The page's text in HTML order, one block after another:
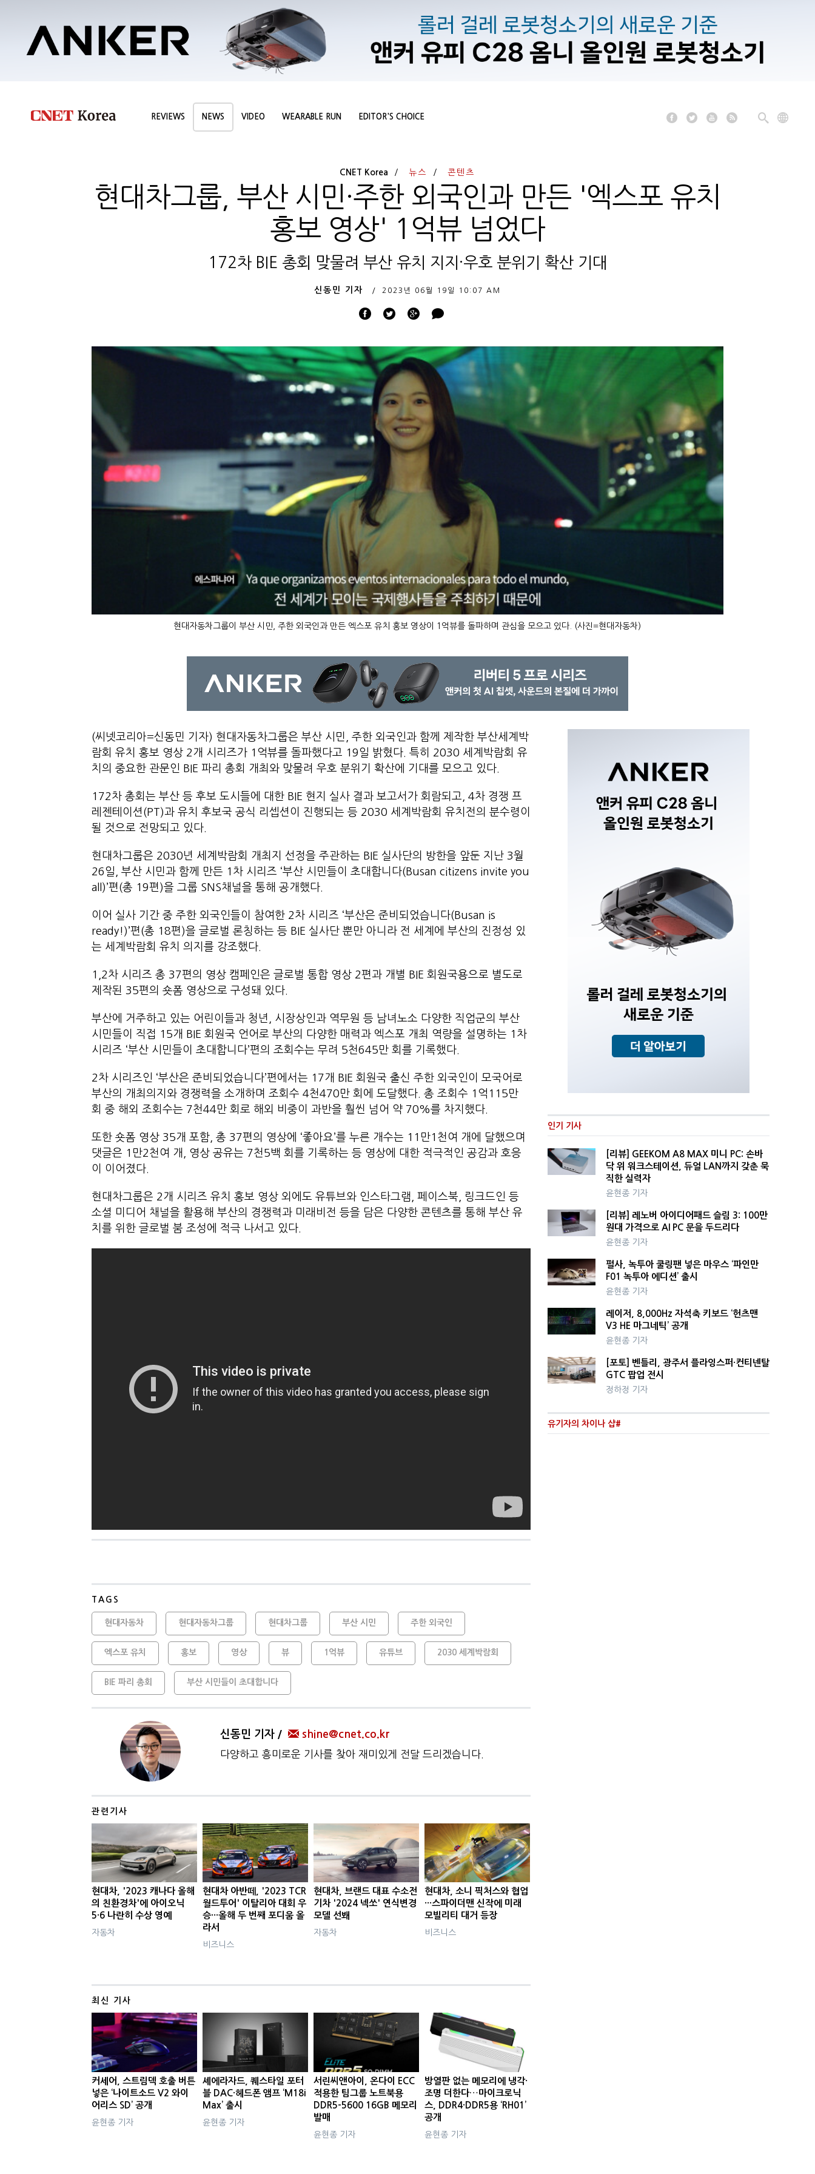
REVIEWS NEWS VIDEO WEARABLE RUN EDITOR'S CHOICE
CNET Korea 뉴스 콘텐츠
현대차그룹, 부산 시민·주한 외국인과 만든 '엑스포 유치
홍보 영상' 1억뷰 넘었다
172차 BIE 총회 맞물려 부산 유치 지지·우호 분위기 확산 기대
신동민 기자 2023년 06월 19일 10:07 AM
현대자동차그룹이 부산 시민, 주한 외국인과 만든 엑스포 유치 홍보 영상이 1억뷰를 돌파하며 관심을 모으고 있다. (사진=현대자동차)
(씨넷코리아=신동민 기자) 현대자동차그룹은 부산 시민, 주한 외국인과 함께 제작한 부산세계박
람회 유치 홍보 영상 2개 시리즈가 1억뷰를 돌파했다고 19일 밝혔다. 특히 2030 세계박람회 유
치의 중요한 관문인 BIE 파리 총회 개최와 맞물려 우호 분위기 확산에 기대를 모으고 있다.
172차 총회는 부산 등 후보 도시들에 대한 BIE 현지 실사 결과 보고서가 회람되고, 4차 경쟁 프
레젠테이션(PT)과 유치 후보국 공식 리셉션이 진행되는 등 2030 세계박람회 유치전의 분수령이
될 것으로 전망되고 있다.
현대차그룹은 2030년 세계박람회 개최지 선정을 주관하는 BIE 실사단의 방한을 앞둔 지난 3월
26일, 부산 시민과 함께 만든 1차 시리즈 ‘부산 시민들이 초대합니다(Busan citizens invite you
all)’편(총 19편)을 그룹 SNS채널을 통해 공개했다.
이어 실사 기간 중 주한 외국인들이 참여한 2차 시리즈 ‘부산은 준비되었습니다(Busan is
ready!)’편(총 18편)을 글로벌 론칭하는 등 BIE 실사단 뿐만 아니라 전 세계에 부산의 진정성 있
는 세계박람회 유치 의지를 강조했다.
1,2차 시리즈 총 37편의 영상 캠페인은 글로벌 통합 영상 2편과 개별 BIE 회원국용으로 별도로
제작된 35편의 숏폼 영상으로 구성돼 있다.
부산에 거주하고 있는 어린이들과 청년, 시장상인과 역무원 등 남녀노소 다양한 직업군의 부산
시민들이 직접 15개 BIE 회원국 언어로 부산의 다양한 매력과 엑스포 개최 역량을 설명하는 1차
시리즈 ‘부산 시민들이 초대합니다’편의 조회수는 무려 5천645만 회를 기록했다.
2차 시리즈인 ‘부산은 준비되었습니다’편에서는 17개 BIE 회원국 출신 주한 외국인이 모국어로
부산의 개최의지와 경쟁력을 소개하며 조회수 4천470만 회에 도달했다. 총 조회수 1억115만
회 중 해외 조회수는 7천44만 회로 해외 비중이 과반을 훨씬 넘어 약 70%를 차지했다.
또한 숏폼 영상 35개 포함, 총 37편의 영상에 ‘좋아요’를 누른 개수는 11만1천여 개에 달했으며
댓글은 1만2천여 개, 영상 공유는 7천5백 회를 기록하는 등 영상에 대한 적극적인 공감과 호응
이 이어졌다.
현대차그룹은 2개 시리즈 유치 홍보 영상 외에도 유튜브와 인스타그램, 페이스북, 링크드인 등
소셜 미디어 채널을 활용해 부산의 경쟁력과 미래비전 등을 담은 다양한 콘텐츠를 통해 부산 유
치를 위한 글로벌 붐 조성에 적극 나서고 있다.
TAGS
현대자동차 현대자동차그룹 현대차그룹 부산 시민 주한 외국인
엑스포 유치 홍보 영상 뷰 1억뷰 유튜브 2030 세계박람회
BIE 파리 총회 부산 시민들이 초대합니다
신동민 기자 shine@cnet.co.kr
다양하고 흥미로운 기사를 찾아 재미있게 전달 드리겠습니다.
관련기사
현대차, '2023 캐나다 올해
의 친환경차'에 아이오닉
5·6 나란히 수상 영예
자동차
현대차 아반떼, '2023 TCR
월드투어' 이탈리아 대회 우
승···올해 두 번째 포디움 올
라서
비즈니스
현대차, 브랜드 대표 수소전
기차 '2024 넥쏘' 연식변경
모델 선봬
자동차
현대차, 소니 픽처스와 협업
···스파이더맨 신작에 미래
모빌리티 대거 등장
비즈니스
최신 기사
커세어, 스트림덱 호출 버튼
넣은 ‘나이트소드 V2 와이
어리스 SD’ 공개
윤현종 기자
셰에라자드, 퀘스타일 포터
블 DAC·헤드폰 앰프 ‘M18i
Max’ 출시
윤현종 기자
서린씨앤아이, 온다이 ECC
적용한 팀그룹 노트북용
DDR5-5600 16GB 메모리
발매
윤현종 기자
방열판 없는 메모리에 냉각·
조명 더한다…마이크로닉
스, DDR4·DDR5용 ‘RH01’
공개
윤현종 기자
인기 기사
[리뷰] GEEKOM A8 MAX 미니 PC: 손바
닥 위 워크스테이션, 듀얼 LAN까지 갖춘 묵
직한 실력자
윤현종 기자
[리뷰] 레노버 아이디어패드 슬림 3: 100만
원대 가격으로 AI PC 문을 두드리다
윤현종 기자
펄사, 녹투아 쿨링팬 넣은 마우스 ‘파인만
F01 녹투아 에디션’ 출시
윤현종 기자
레이저, 8,000Hz 자석축 키보드 ‘헌츠맨
V3 HE 마그네틱’ 공개
윤현종 기자
[포토] 벤틀리, 광주서 플라잉스퍼·컨티넨탈
GTC 팝업 전시
정하정 기자
유기자의 차이나 샵#